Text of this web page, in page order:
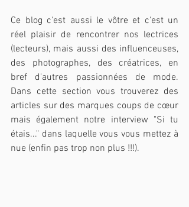
Ce blog c'est aussi le vôtre et c'est un
réel plaisir de rencontrer nos lectrices
(lecteurs), mais aussi des influenceuses,
des photographes, des créatrices, en
bref d'autres passionnées de mode.
Dans cette section vous trouverez des
articles sur des marques coups de cœur
mais également notre interview "Si tu
étais..." dans laquelle vous vous mettez à
nue (enfin pas trop non plus !!!).